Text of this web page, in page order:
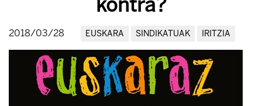
kontra?
2018/03/28 EUSKARA SINDIKATUAK IRITZIA